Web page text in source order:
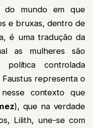
do mundo em que
e bruxas, dentro de
é uma tradução da
as mulheres são
controlada
representa o
contexto que
), que na verdade
Lilith, une-se com